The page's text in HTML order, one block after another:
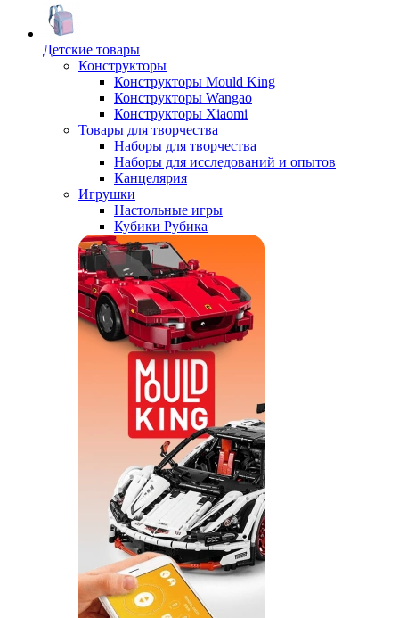
Детские товары
Конструкторы
Конструкторы Mould King
Конструкторы Wangao
Конструкторы Xiaomi
Товары для творчества
Наборы для творчества
Наборы для исследований и опытов
Канцелярия
Игрушки
Настольные игры
Кубики Рубика